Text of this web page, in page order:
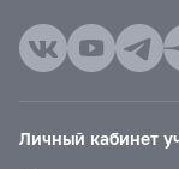
Личный кабинет